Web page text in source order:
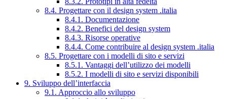
8.4. Progettare con il design system .italia
8.4.1. Documentazione
8.4.2. Benefici del design system
8.4.3. Risorse operative
8.4.4. Come contribuire al design system .italia
8.5. Progettare con i modelli di sito e servizi
8.5.1. Vantaggi dell’utilizzo dei modelli
8.5.2. I modelli di sito e servizi disponibili
9. Sviluppo dell’interfaccia
9.1. Approccio allo sviluppo